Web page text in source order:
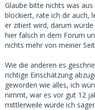
Glaube bitte nichts was
blockiert, rate ich dir auch,
er zitiert wird, darum
hier falsch in dem Forum
nichts mehr von meiner
Wie die anderen es
richtige Einschätzung
geworden wie alles, ich
nimmt, war es vor gut 12
mittlerweile würde ich